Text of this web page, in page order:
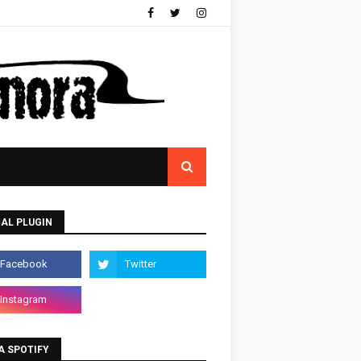
PLUGIN
SPOTIFY